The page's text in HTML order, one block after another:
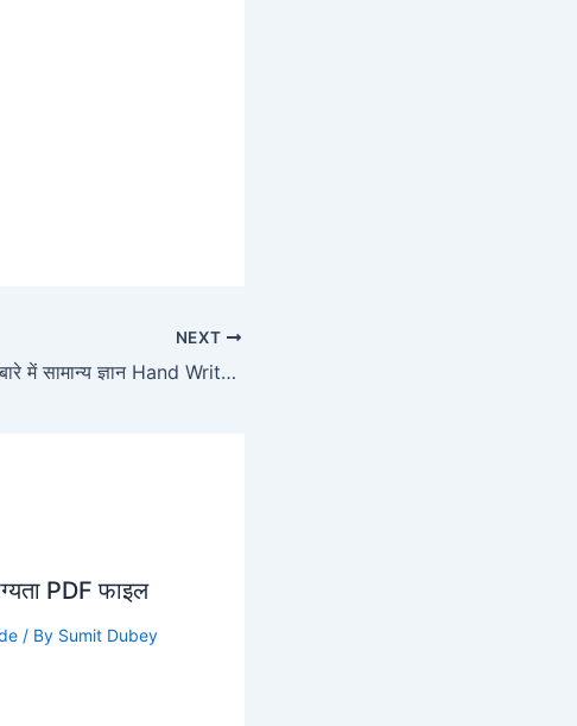
NEXT
महात्मा गाँधी के बारे में सामान्य ज्ञान Hand Written PDF फाइल
PDF फाइल
/ By Sumit Dubey